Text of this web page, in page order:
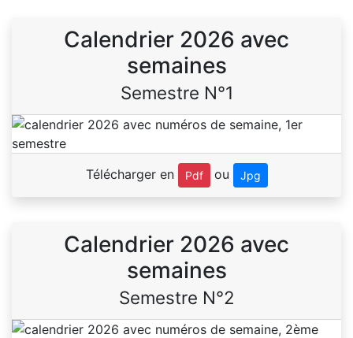
Calendrier 2026 avec
semaines
Semestre N°1
Télécharger en Pdf ou Jpg
Calendrier 2026 avec
semaines
Semestre N°2